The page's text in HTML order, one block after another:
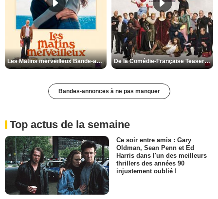
Les Matins merveilleux Bande-annonce VF De la Comédie-Française Teaser VF
Bandes-annonces à ne pas manquer
Top actus de la semaine
Ce soir entre amis : Gary
Oldman, Sean Penn et Ed
Harris dans l'un des meilleurs
thrillers des années 90
injustement oublié !